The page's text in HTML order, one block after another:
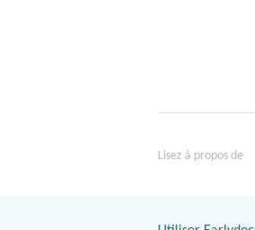
Lisez à propos de